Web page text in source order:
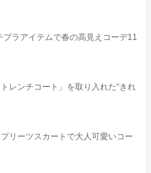
プラアイテムで春の高見えコーデ11
レンチコート」を取り入れた“きれ
リーツスカートで大人可愛いコー